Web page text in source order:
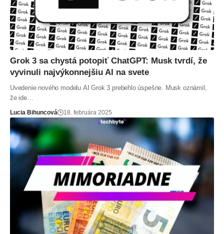
Grok 3 sa chystá potopiť ChatGPT: Musk tvrdí, že
vyvinuli najvýkonnejšiu AI na svete
Uvedenie nového modelu AI Grok 3 prebehlo úspešne. Musk oznámil,
že ide…
Lucia Bihuncová 18. februára 2025